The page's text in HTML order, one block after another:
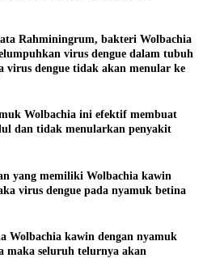
Rahminingrum, bakteri Wolbachia
virus dengue dalam tubuh
virus dengue tidak akan menular ke
Wolbachia ini efektif membuat
dan tidak menularkan penyakit
yang memiliki Wolbachia kawin
virus dengue pada nyamuk betina
Wolbachia kawin dengan nyamuk
maka seluruh telurnya akan